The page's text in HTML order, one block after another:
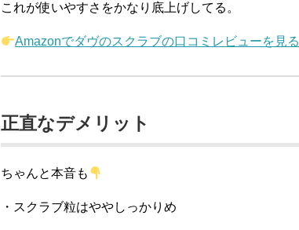
これが使いやすさをかなり底上げしてる。
Amazonでダヴのスクラブの口コミレビューを見る
正直なデメリット
ちゃんと本音も
・スクラブ粒はややしっかりめ